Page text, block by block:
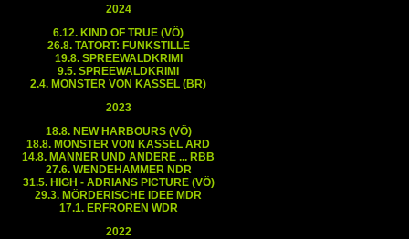
2024
6.12. KIND OF TRUE (VÖ)
26.8. TATORT: FUNKSTILLE
19.8. SPREEWALDKRIMI
9.5. SPREEWALDKRIMI
2.4. MONSTER VON KASSEL (BR)
2023
18.8. NEW HARBOURS (VÖ)
18.8. MONSTER VON KASSEL ARD
14.8. MÄNNER UND ANDERE ... RBB
27.6. WENDEHAMMER NDR
31.5. HIGH - ADRIANS PICTURE (VÖ)
29.3. MÖRDERISCHE IDEE MDR
17.1. ERFROREN WDR
2022